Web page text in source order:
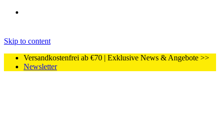
Skip to content
Versandkostenfrei ab €70 | Exklusive News & Angebote >>
Newsletter